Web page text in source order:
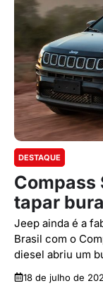
DESTAQUE
Compass
tapar
Jeep ainda é a
Brasil com o
diesel abriu um
18 de julho de